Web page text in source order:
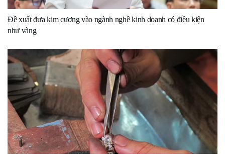
Đề xuất đưa kim cương vào ngành nghề kinh doanh có điều kiện
như vàng